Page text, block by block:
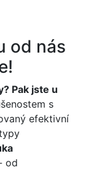
od nás
Pak jste u
s
efektivní
od